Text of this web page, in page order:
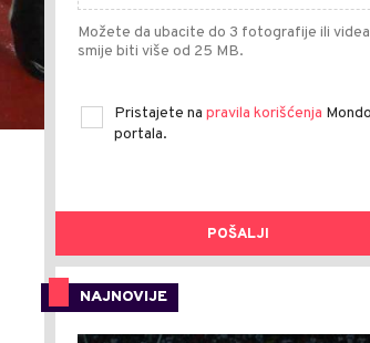
Možete da ubacite do 3 fotografije ili
smije biti više od 25 MB.
Pristajete na pravila korišćenja Mondo
portala.
POŠALJI
NAJNOVIJE